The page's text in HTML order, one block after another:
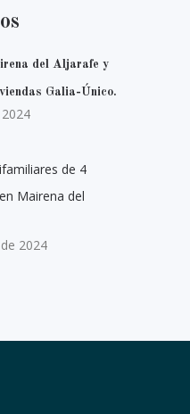
del Aljarafe y
Galia-Único.
de 4
Mairena del
2024